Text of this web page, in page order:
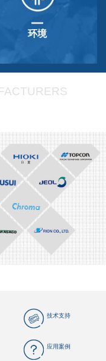
环境
技术支持
应用案例